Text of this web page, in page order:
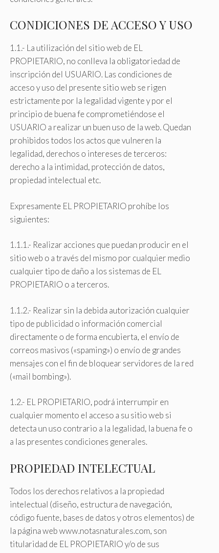
CONDICIONES DE ACCESO Y USO
1.1.- La utilización del sitio web de EL
PROPIETARIO, no conlleva la obligatoriedad de
inscripción del USUARIO. Las condiciones de
acceso y uso del presente sitio web se rigen
estrictamente por la legalidad vigente y por el
principio de buena fe comprometiéndose el
USUARIO a realizar un buen uso de la web. Quedan
prohibidos todos los actos que vulneren la
legalidad, derechos o intereses de terceros:
derecho a la intimidad, protección de datos,
propiedad intelectual etc.
Expresamente EL PROPIETARIO prohíbe los
siguientes:
1.1.1.- Realizar acciones que puedan producir en el
sitio web o a través del mismo por cualquier medio
cualquier tipo de daño a los sistemas de EL
PROPIETARIO o a terceros.
1.1.2.- Realizar sin la debida autorización cualquier
tipo de publicidad o información comercial
directamente o de forma encubierta, el envío de
correos masivos («spaming») o envío de grandes
mensajes con el fin de bloquear servidores de la red
(«mail bombing»).
1.2.- EL PROPIETARIO, podrá interrumpir en
cualquier momento el acceso a su sitio web si
detecta un uso contrario a la legalidad, la buena fe o
a las presentes condiciones generales.
PROPIEDAD INTELECTUAL
Todos los derechos relativos a la propiedad
intelectual (diseño, estructura de navegación,
código fuente, bases de datos y otros elementos) de
la página web www.notasnaturales.com, son
titularidad de EL PROPIETARIO y/o de sus